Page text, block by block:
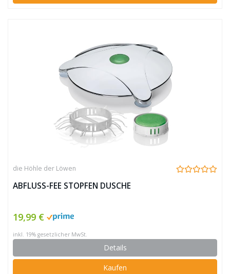
die Höhle der Löwen
ABFLUSS-FEE STOPFEN DUSCHE
19,99 €
inkl. 19% gesetzlicher MwSt.
Details
Kaufen